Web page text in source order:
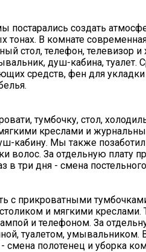
создать
В комнате
стол, телефон, телевизор и
душ-кабина, туалет.
средств, фен для
тумбочку, стол,
креслами и
кабину. Мы также
волос. За отдельную плату
три дня - смена
с прикроватными
и мягкими креслами.
и телефоном. За
туалетом, умывальником.
полотенец и уборка